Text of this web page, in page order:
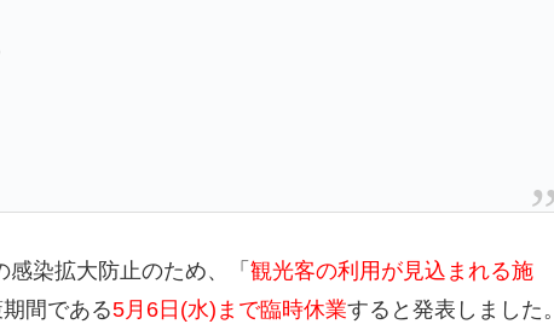
染拡大防止のため、「 観光客の利用が見込まれる施
間である5月6日(水)まで臨時休業すると発表しました。